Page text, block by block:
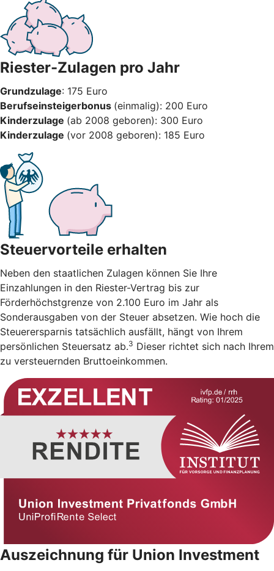
Riester-Zulagen pro Jahr
Grundzulage: 175 Euro
Berufseinsteigerbonus (einmalig): 200 Euro
Kinderzulage (ab 2008 geboren): 300 Euro
Kinderzulage (vor 2008 geboren): 185 Euro
Steuervorteile erhalten
Neben den staatlichen Zulagen können Sie Ihre
Einzahlungen in den Riester-Vertrag bis zur
Förderhöchstgrenze von 2.100 Euro im Jahr als
Sonderausgaben von der Steuer absetzen. Wie hoch die
Steuerersparnis tatsächlich ausfällt, hängt von Ihrem
persönlichen Steuersatz ab.3 Dieser richtet sich nach Ihrem
zu versteuernden Bruttoeinkommen.
Auszeichnung für Union Investment